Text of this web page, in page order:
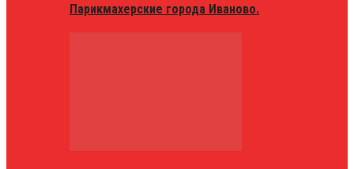
Парикмахерские города Иваново.